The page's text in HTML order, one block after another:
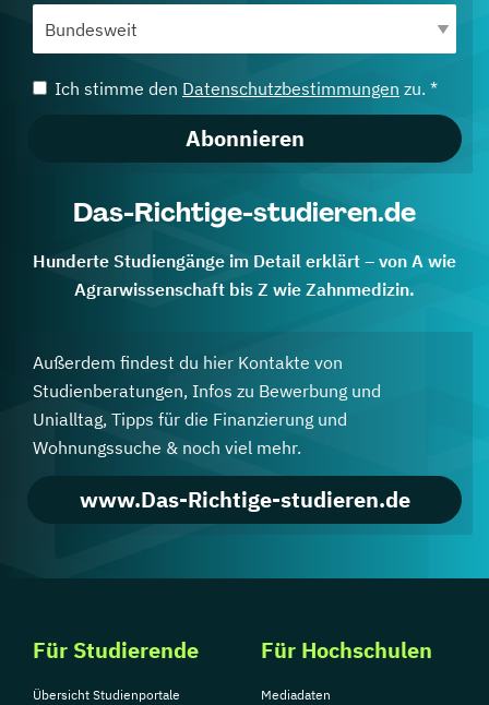
Ich stimme den Datenschutzbestimmungen zu. *
Abonnieren
Das-Richtige-studieren.de
Hunderte Studiengänge im Detail erklärt – von A wie
Agrarwissenschaft bis Z wie Zahnmedizin.
Außerdem findest du hier Kontakte von
Studienberatungen, Infos zu Bewerbung und
Unialltag, Tipps für die Finanzierung und
Wohnungssuche & noch viel mehr.
www.Das-Richtige-studieren.de
Für Studierende
Übersicht Studienportale
Für Hochschulen
Mediadaten